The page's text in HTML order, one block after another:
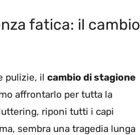
fatica: il cambio
pulizie, il cambio di stagione
affrontarlo per tutta la
riponi tutti i capi
sembra una tragedia lunga